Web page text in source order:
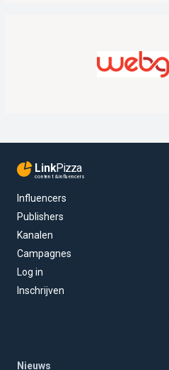
LinkPizza
content & influencers
Influencers
Publishers
Kanalen
Campagnes
Log in
Inschrijven
Nieuws